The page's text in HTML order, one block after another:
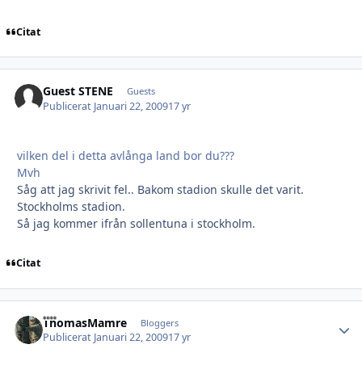
Citat
Guest STENE Guests
Publicerat Januari 22, 200917 yr
vilken del i detta avlånga land bor du???
Mvh
Såg att jag skrivit fel.. Bakom stadion skulle det varit.
Stockholms stadion.
Så jag kommer ifrån sollentuna i stockholm.
Citat
ThomasMamre Bloggers
Publicerat Januari 22, 200917 yr